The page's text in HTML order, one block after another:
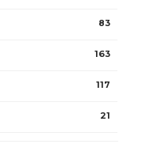
83
163
117
21